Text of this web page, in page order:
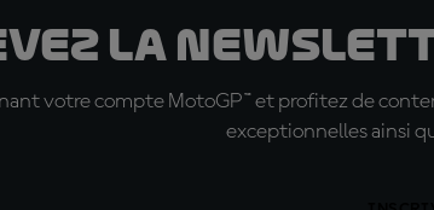
la
votre compte MotoGP™ et profitez de
exceptionnelles ainsi